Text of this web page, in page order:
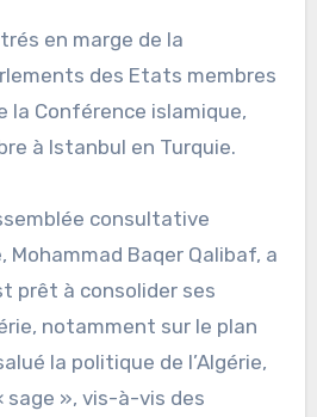
en marge de la
des Etats membres
la Conférence islamique,
à Istanbul en Turquie.
consultative
Mohammad Baqer Qalibaf, a
prêt à consolider ses
notamment sur le plan
la politique de l’Algérie,
sage », vis-à-vis des